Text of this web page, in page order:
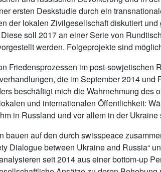
ersten Deskstudie durch ein
der lokalen Zivilgesellschaft diskutiert
soll 2017 an einer Serie von
werden. Folgeprojekte sind
Friedensprozessen im post-sowjetischen
die im September 2014 und
beschäftigt mich die Wahrnehmung des
und internationalen Öffentlichkeit:
in Russland und vor allem in der
bauen auf den durch swisspeace
Dialogue between Ukraine and Russia“
seit 2014 aus einer bottom-up